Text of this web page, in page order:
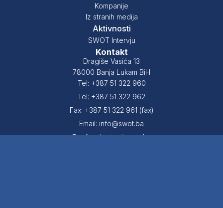
Kompanije
Iz stranih medija
Aktivnosti
SWOT Intervju
Kontakt
Dragiše Vasića 13
78000 Banja Lukam BiH
Tel: +387 51 322 960
Tel: +387 51 322 962
Fax: +387 51 322 961 (fax)
Email: info@swot.ba
Email: sekretar@swot.ba